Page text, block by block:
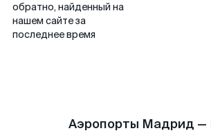
обратно, найденный на
нашем сайте за
последнее время
Аэропорты Мадрид —